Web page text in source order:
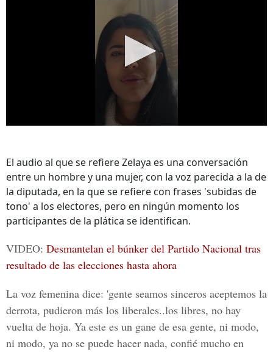
El audio al que se refiere Zelaya es una conversación
entre un hombre y una mujer, con la voz parecida a la de
la diputada, en la que se refiere con frases 'subidas de
tono' a los electores, pero en ningún momento los
participantes de la plática se identifican.
VIDEO: Desmantelan el búnker del Partido Nacional tras
resultado de las elecciones hasta ahora
La voz femenina dice: 'gente seamos sinceros aceptemos la
derrota, pudieron más los liberales..los libres, no hay
vuelta de hoja. Ya este es un gane de esa gente, ni modo,
ni modo, ya no se puede hacer nada, confié mucho en